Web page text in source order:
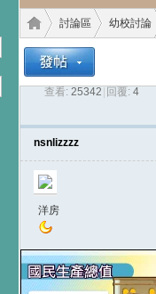
王國
›
討論區
›
幼校討論
查看: 25342 回覆: 4
nsnlizzzz
洋房